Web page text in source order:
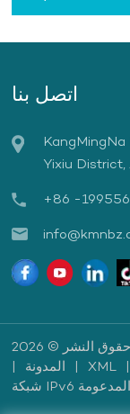
اتصل بنا
KangMingNa
Yixiu
+86 -
حقوق النشر © 2026
المدونة XML
شبكة IPv6 المدعومة